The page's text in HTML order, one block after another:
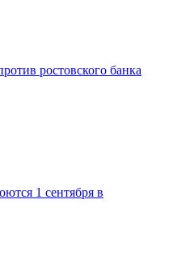
ростовского банка
1 сентября в